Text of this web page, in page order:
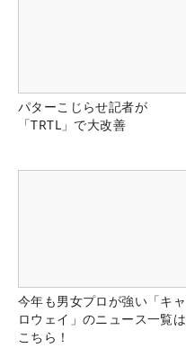
パターこじらせ記者が
「TRTL」で大改善
今年も男女プロが強い「キャ
ロウェイ」のニュース一覧は
こちら！